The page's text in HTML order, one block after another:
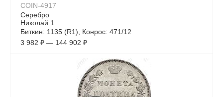
COIN-4917
Серебро
Николай 1
Биткин: 1135 (R1), Конрос: 471/12
3 982 ₽ — 144 902 ₽